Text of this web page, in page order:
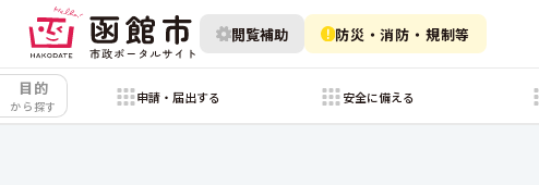
閲覧補助 防災・消防・規制等
目的
から探す
申請・届出する 安全に備える